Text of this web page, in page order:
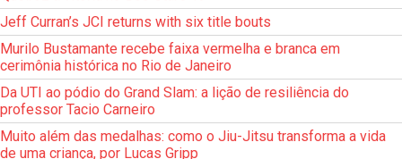
Jeff Curran’s JCI returns with six title bouts
Murilo Bustamante recebe faixa vermelha e branca em
cerimônia histórica no Rio de Janeiro
Da UTI ao pódio do Grand Slam: a lição de resiliência do
professor Tacio Carneiro
Muito além das medalhas: como o Jiu-Jitsu transforma a vida
de uma criança, por Lucas Gripp